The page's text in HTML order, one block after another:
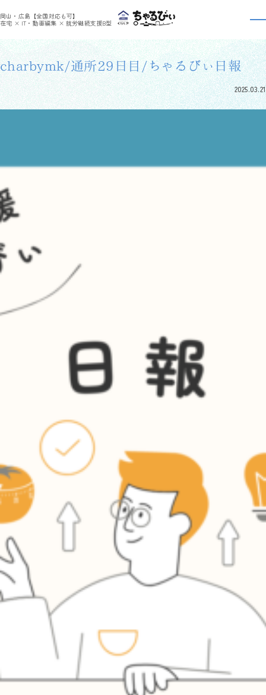
岡山・広島【全国対応も可】
在宅 × IT・動画編集 × 就労継続支援B型
利用者さんの日報 >
利用者さんの日報
charbymk/通所29日目/ちゃるびぃ日報
2025.03.21